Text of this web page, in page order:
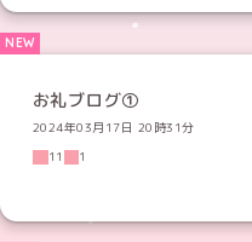
お礼ブログ①
2024年03月17日 20時31分
11
1